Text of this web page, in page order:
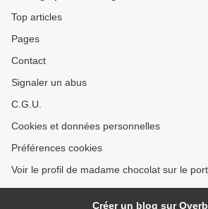
Top articles
Pages
Contact
Signaler un abus
C.G.U.
Cookies et données personnelles
Préférences cookies
Voir le profil de madame chocolat sur le
Créer un blog sur